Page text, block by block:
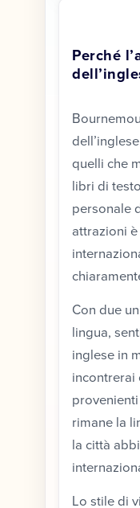
Perché
quelli che
libri di
personale
attrazioni
Con due
lingua,
inglese in
incontrerai
rimane la
la città
Lo stile di